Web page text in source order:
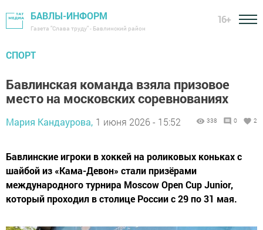
БАВЛЫ-ИНФОРМ
Газета "Слава труду" - Бавлинский район
16+
СПОРТ
Бавлинская команда взяла призовое
место на московских соревнованиях
Мария Кандаурова, 1 июня 2026 - 15:52 338 0 2
Бавлинские игроки в хоккей на роликовых коньках с
шайбой из «Кама-Девон» стали призёрами
международного турнира Moscow Open Cup Junior,
который проходил в столице России с 29 по 31 мая.